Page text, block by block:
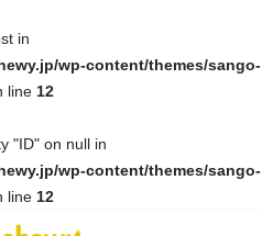
in
wp-content/themes/sango-
line 12
"ID" on null in
wp-content/themes/sango-
line 12